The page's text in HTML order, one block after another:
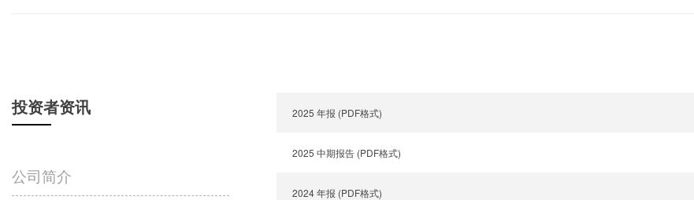
投资者资讯
公司简介
2025 年报 (PDF格式)
2025 中期报告 (PDF格式)
2024 年报 (PDF格式)